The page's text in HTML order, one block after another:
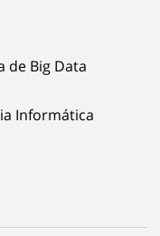
de Big Data
Informática